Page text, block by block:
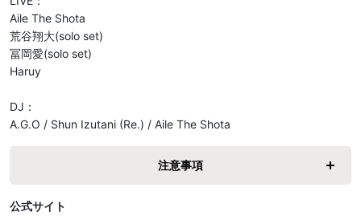
Aile The Shota
荒谷翔大(solo set)
冨岡愛(solo set)
Haruy
DJ：
A.G.O / Shun Izutani (Re.) / Aile The Shota
注意事項
公式サイト